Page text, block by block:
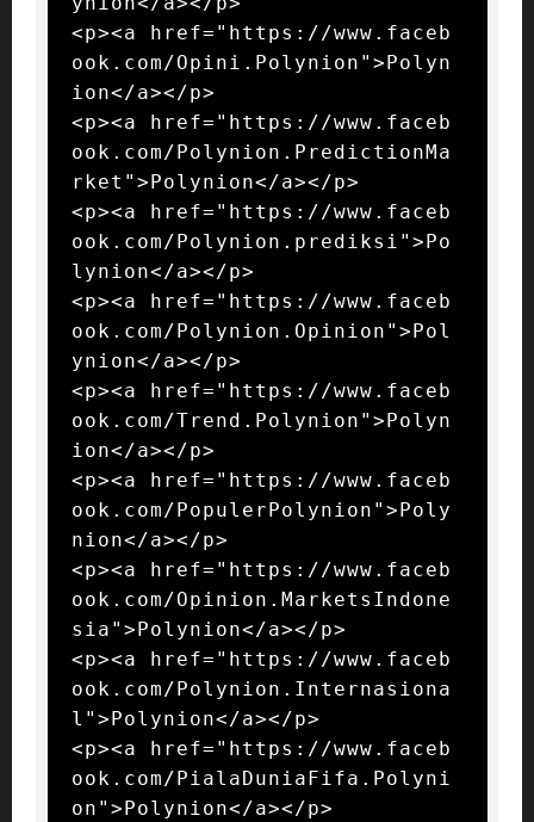
<p><a href="https://www.faceb
ook.com/Opini.Polynion">Polyn
ion</a></p>
<p><a href="https://www.faceb
ook.com/Polynion.PredictionMa
rket">Polynion</a></p>
<p><a href="https://www.faceb
ook.com/Polynion.prediksi">Po
lynion</a></p>
<p><a href="https://www.faceb
ook.com/Polynion.Opinion">Pol
ynion</a></p>
<p><a href="https://www.faceb
ook.com/Trend.Polynion">Polyn
ion</a></p>
<p><a href="https://www.faceb
ook.com/PopulerPolynion">Poly
nion</a></p>
<p><a href="https://www.faceb
ook.com/Opinion.MarketsIndone
sia">Polynion</a></p>
<p><a href="https://www.faceb
ook.com/Polynion.Internasiona
l">Polynion</a></p>
<p><a href="https://www.faceb
ook.com/PialaDuniaFifa.Polyni
on">Polynion</a></p>